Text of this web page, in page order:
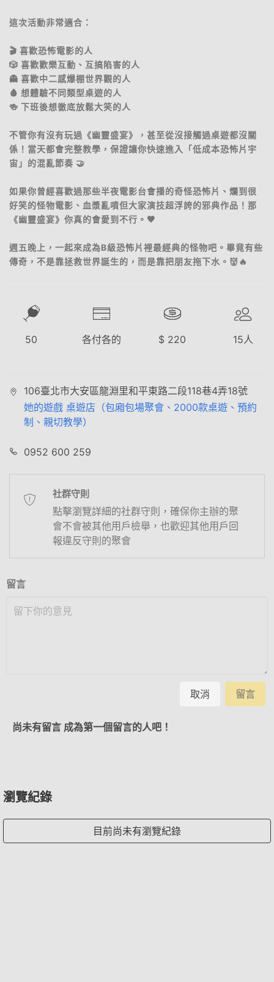
這次活動非常適合：
🎬 喜歡恐怖電影的人
🎲 喜歡歡樂互動、互搞陷害的人
👻 喜歡中二感爆棚世界觀的人
🩸 想體驗不同類型桌遊的人
🍻 下班後想徹底放鬆大笑的人
不管你有沒有玩過《幽靈盛宴》，甚至從沒接觸過桌遊都沒關
係！當天都會完整教學，保證讓你快速進入「低成本恐怖片宇
宙」的混亂節奏 🤝
如果你曾經喜歡過那些半夜電影台會播的奇怪恐怖片、爛到很
好笑的怪物電影、血漿亂噴但大家演技超浮誇的邪典作品！那
《幽靈盛宴》你真的會愛到不行。🖤
週五晚上，一起來成為B級恐怖片裡最經典的怪物吧。畢竟有些
傳奇，不是靠拯救世界誕生的，而是靠把朋友拖下水。👹🔥
50 各付各的 $ 220 15人
106臺北市大安區龍淵里和平東路二段118巷4弄18號
她的遊戲 桌遊店（包廂包場聚會、2000款桌遊、預約
制、親切教學）
0952 600 259
社群守則
點擊瀏覽詳細的社群守則，確保你主辦的聚
會不會被其他用戶檢舉，也歡迎其他用戶回
報違反守則的聚會
留言
取消 留言
尚未有留言 成為第一個留言的人吧！
瀏覽紀錄
目前尚未有瀏覽紀錄